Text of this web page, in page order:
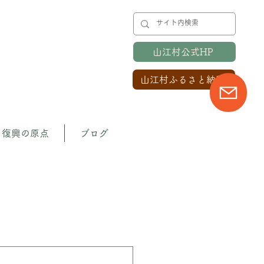
山江村公式HP
山江村ふるさと納税
復興の原点 ブログ